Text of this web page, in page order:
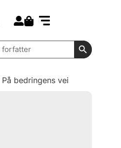
Search
På bedringens vei